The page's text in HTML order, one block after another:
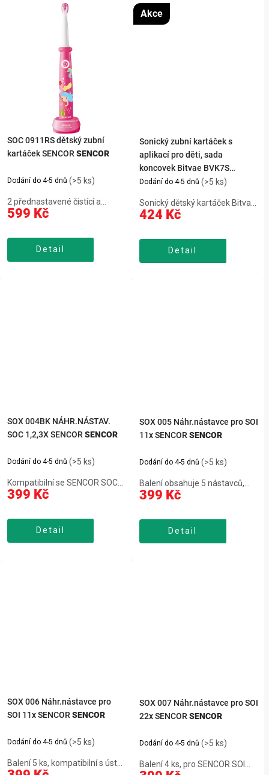
SENCOR zpříjemní...
SOC 0911RS dětský zubní
kartáček SENCOR SENCOR
Dodání do 4-5 dnů (>5 ks)
599 Kč
Detail
2 přednastavené čistící a
regeneraci podporující
26 000 za minutu Dokáže
odstranit zubní plak několika
násobně lépe než při běžném
Akce
Sonický zubní kartáček s
aplikací pro děti, sada
koncovek Bitvae BVK7S
(modrý)
Dodání do 4-5 dnů (>5 ks)
424 Kč
Detail
Sonický dětský kartáček Bitvae
BVK7S nabízí až 40 800
chytrou aplikaci pro zábavnou
a efektivní péči o zuby. Díky
senzoru tlaku, dlouhé výdrži...
SOX 004BK NÁHR.NÁSTAV.
SOC 1,2,3X SENCOR SENCOR
Dodání do 4-5 dnů (>5 ks)
399 Kč
Detail
Kompatibilní se SENCOR SOC
1x/2x/3x,silikon na jazyk,
opotřebení, více plaku než ruční
kartáček, snadná výměna,pro
každodenní čištění, 4 ks v
SOX 005 Náhr.nástavce pro SOI
11x SENCOR SENCOR
Dodání do 4-5 dnů (>5 ks)
399 Kč
Detail
Balení obsahuje 5 nástavců,
kompatibilní s ústní sprchou
standardní, ortodontický, na
jazyk, prohlubně, nosní
dutinaKompletní péče o zuby,
SOX 006 Náhr.nástavce pro
SOI 11x SENCOR SENCOR
Dodání do 4-5 dnů (>5 ks)
Balení 5 ks, kompatibilní s ústní
SOX 007 Náhr.nástavce pro SOI
22x SENCOR SENCOR
Dodání do 4-5 dnů (>5 ks)
Balení 4 ks, pro SENCOR SOI